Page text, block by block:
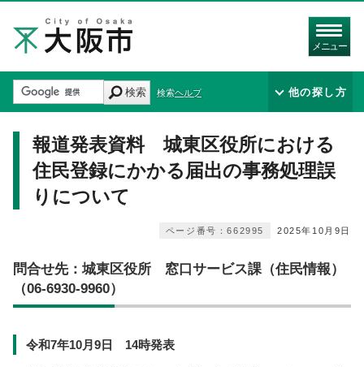
メニュー
検索 検索ヘルプ 他の探し方
報道発表資料 城東区役所における
住民登録にかかる届出の事務処理誤
りについて
2025年10月9日
ページ番号：662995
問合せ先：城東区役所 窓口サービス課（住民情報）
（06-6930-9960）
令和7年10月9日 14時発表